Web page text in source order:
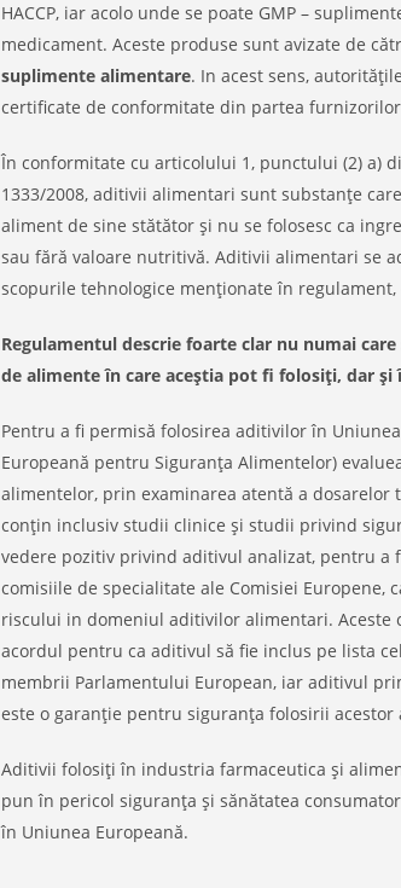
HACCP, iar acolo unde se poate GMP –
medicament. Aceste produse sunt avizate de
suplimente alimentare. In acest sens,
certificate de conformitate din partea
În conformitate cu articolului 1, punctului (2) a)
1333/2008, aditivii alimentari sunt substanțe
aliment de sine stătător și nu se folosesc ca
sau fără valoare nutritivă. Aditivii alimentari se
scopurile tehnologice menționate în
Regulamentul descrie foarte clar nu numai
de alimente în care aceștia pot fi folosiți, dar și
Pentru a fi permisă folosirea aditivilor în Uniunea
Europeană pentru Siguranța Alimentelor)
alimentelor, prin examinarea atentă a dosarelor
conțin inclusiv studii clinice și studii privind
vedere pozitiv privind aditivul analizat, pentru a
comisiile de specialitate ale Comisiei Europene,
riscului in domeniul aditivilor alimentari. Aceste
acordul pentru ca aditivul să fie inclus pe lista
membrii Parlamentului European, iar aditivul
este o garanție pentru siguranța folosirii
Aditivii folosiți în industria farmaceutica și
pun în pericol siguranța și sănătatea
în Uniunea Europeană.